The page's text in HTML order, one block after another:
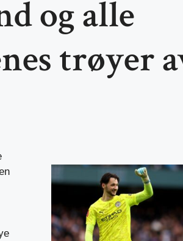
og alle
trøyer